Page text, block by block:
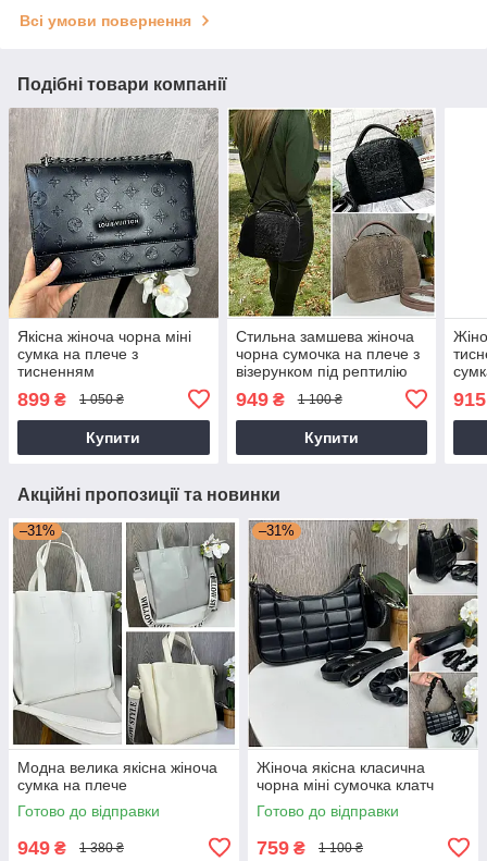
Всі умови повернення
Подібні товари компанії
Якісна жіноча чорна міні
сумка на плече з
тисненням
899 ₴ 1 050 ₴
Купити
Стильна замшева жіноча
чорна сумочка на плече з
візерунком під рептилію
949₴ 1 100 ₴
Купити
915
Акційні пропозиції та новинки
–31%
Модна велика якісна жіноча
сумка на плече
Готово до відправки
949 ₴ 1 380 ₴
–31%
Жіноча якісна класична
чорна міні сумочка клатч
Готово до відправки
759 ₴ 1 100 ₴